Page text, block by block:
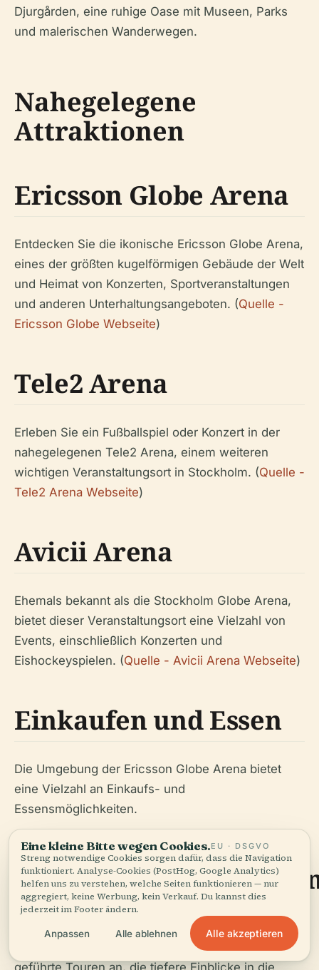
Djurgården, eine ruhige Oase mit Museen, Parks
und malerischen Wanderwegen.
Nahegelegene
Attraktionen
Ericsson Globe Arena
Entdecken Sie die ikonische Ericsson Globe Arena,
eines der größten kugelförmigen Gebäude der Welt
und Heimat von Konzerten, Sportveranstaltungen
und anderen Unterhaltungsangeboten. (Quelle -
Ericsson Globe Webseite)
Tele2 Arena
Erleben Sie ein Fußballspiel oder Konzert in der
nahegelegenen Tele2 Arena, einem weiteren
wichtigen Veranstaltungsort in Stockholm. (Quelle -
Tele2 Arena Webseite)
Avicii Arena
Ehemals bekannt als die Stockholm Globe Arena,
bietet dieser Veranstaltungsort eine Vielzahl von
Events, einschließlich Konzerten und
Eishockeyspielen. (Quelle - Avicii Arena Webseite)
Einkaufen und Essen
Die Umgebung der Ericsson Globe Arena bietet
eine Vielzahl an Einkaufs- und
Essensmöglichkeiten.
und geführte Touren
Skyview bietet Spezialveranstaltungen und
Eine kleine Bitte wegen Cookies.EU · DSGVO
Streng notwendige Cookies sorgen dafür, dass die Navigation
funktioniert. Analyse-Cookies (PostHog, Google Analytics)
helfen uns zu verstehen, welche Seiten funktionieren — nur
aggregiert, keine Werbung, kein Verkauf. Du kannst dies
jederzeit im Footer ändern.
Anpassen Alle ablehnen Alle akzeptieren